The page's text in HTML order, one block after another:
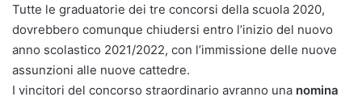
Tutte le graduatorie dei tre concorsi della scuola 2020,
dovrebbero comunque chiudersi entro l’inizio del nuovo
anno scolastico 2021/2022, con l’immissione delle nuove
assunzioni alle nuove cattedre.
I vincitori del concorso straordinario avranno una nomina